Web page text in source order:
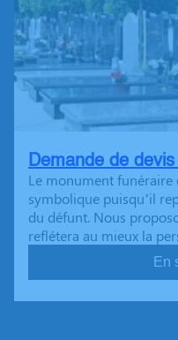
Demande de
Le monument
symbolique puisqu’il
du défunt. Nous
reflétera au mieux la
En